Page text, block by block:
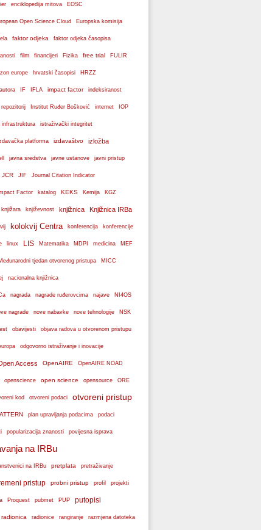
enciklopedija mitova EOSC
Open Science Cloud Europska komisija
faktor odjeka faktor odjeka časopisa
film financijeri Fizika free trial FULIR
europe hrvatski časopisi HRZZ
IF IFLA impact factor indeksiranost
Institut Ruđer Bošković internet IOP
infrastruktura istraživački integritet
platforma izdavaštvo izložba
javna sredstva javne ustanove javni pristup
JCR JIF Journal Citation Indicator
Factor katalog KEKS Kemija KGZ
knjižara književnost knjižnica Knjižnica IRBa
kolokvij Centra konferencija konferencije
linux LIS Matematika MDPI medicina MEF
tjedan otvorenog pristupa MICC
nacionalna knjižnica
nagrada nagrade ruđerovcima najave NI4OS
nagrade nove nabavke nove tehnologije NSK
obavijesti objava radova u otvorenom pristupu
odgovorno istraživanje i inovacije
Access OpenAIRE OpenAIRE NOAD
openscience open science opensource ORE
kod otvoreni podaci otvoreni pristup
plan upravljanja podacima podaci
popularizacija znanosti povijesna isprava
na IRBu
na IRBu pretplata pretraživanje
pristup probni pristup profil projekti
Proquest pubmet PUP putopisi
radionica radionice rangiranje razmjena datoteka